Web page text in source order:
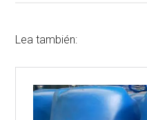
Lea también: